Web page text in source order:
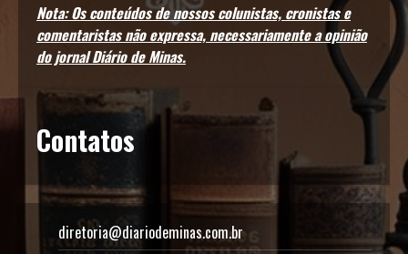
Nota: Os conteúdos de nossos colunistas, cronistas e
comentaristas não expressa, necessariamente a opinião
do jornal Diário de Minas.
Contatos
diretoria@diariodeminas.com.br